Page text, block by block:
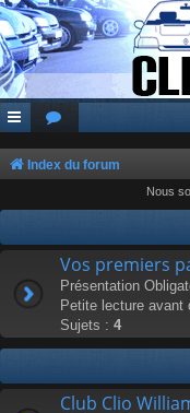
Index du forum
Nous
Vos premiers
Présentation
Petite lecture avant
Sujets : 4
Club Clio